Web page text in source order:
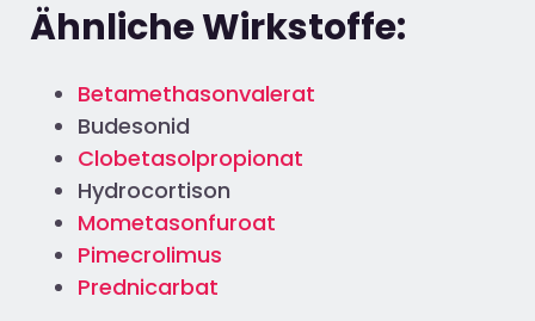
Ähnliche Wirkstoffe:
Betamethasonvalerat
Budesonid
Clobetasolpropionat
Hydrocortison
Mometasonfuroat
Pimecrolimus
Prednicarbat